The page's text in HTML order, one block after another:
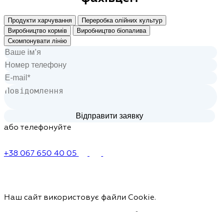
Продукти харчування
Переробка олійних культур
Виробництво кормів
Виробництво біопалива
Скомпонувати лінію
або телефонуйте
+38 067 650 40 05
Наш сайт використовує файли Cookie.